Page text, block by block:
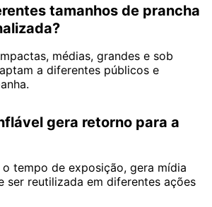
tamanhos de prancha
médias, grandes e sob
a diferentes públicos e
gera retorno para a
o tempo de exposição, gera mídia
ser reutilizada em diferentes ações